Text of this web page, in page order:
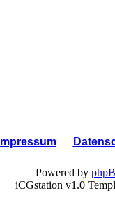
Impressum
Powered by
iCGstation v1.0